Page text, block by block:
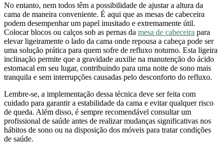
No entanto, nem todos têm a possibilidade de ajustar a altura da
cama de maneira conveniente. É aqui que as mesas de cabeceira
podem desempenhar um papel inusitado e extremamente útil.
Colocar blocos ou calços sob as pernas da mesa de cabeceira para
elevar ligeiramente o lado da cama onde repousa a cabeça pode ser
uma solução prática para quem sofre de refluxo noturno. Esta ligeira
inclinação permite que a gravidade auxilie na manutenção do ácido
estomacal em seu lugar, contribuindo para uma noite de sono mais
tranquila e sem interrupções causadas pelo desconforto do refluxo.
Lembre-se, a implementação dessa técnica deve ser feita com
cuidado para garantir a estabilidade da cama e evitar qualquer risco
de queda. Além disso, é sempre recomendável consultar um
profissional de saúde antes de realizar mudanças significativas nos
hábitos de sono ou na disposição dos móveis para tratar condições
de saúde.